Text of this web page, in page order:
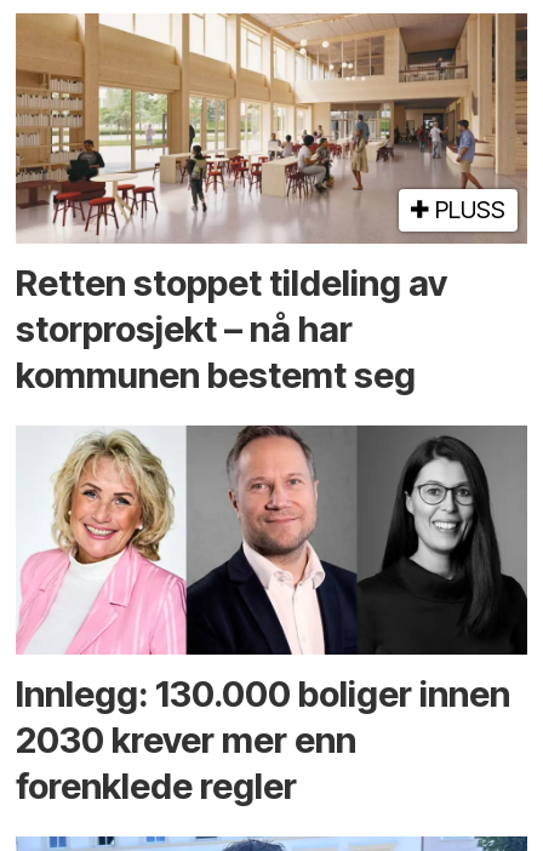
PLUSS
Retten stoppet tildeling av
storprosjekt – nå har
kommunen bestemt seg
Innlegg: 130.000 boliger innen
2030 krever mer enn
forenklede regler